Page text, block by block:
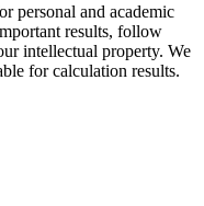
personal and academic
results, follow
intellectual property. We
for calculation results.